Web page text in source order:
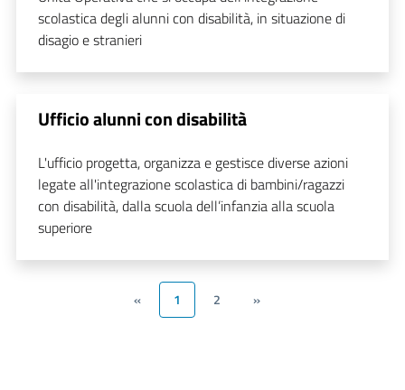
scolastica degli alunni con disabilità, in situazione di
disagio e stranieri
Ufficio alunni con disabilità
L'ufficio progetta, organizza e gestisce diverse azioni
legate all'integrazione scolastica di bambini/ragazzi
con disabilità, dalla scuola dell’infanzia alla scuola
superiore
« 1 2 »